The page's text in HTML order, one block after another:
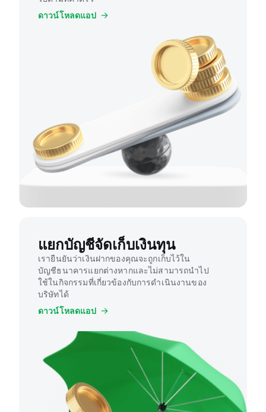
ดาวน์โหลดแอป
แยกบัญชีจัดเก็บเงินทุน
เรายืนยันว่าเงินฝากของคุณจะถูกเก็บไว้ใน
บัญชีธนาคารแยกต่างหากและไม่สามารถนำไป
ใช้ในกิจกรรมที่เกี่ยวข้องกับการดำเนินงานของ
บริษัทได้
ดาวน์โหลดแอป